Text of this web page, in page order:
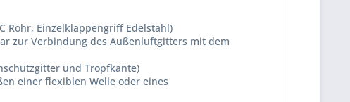
Rohr, Einzelklappengriff Edelstahl)
zur Verbindung des Außenluftgitters mit dem
und Tropfkante)
einer flexiblen Welle oder eines